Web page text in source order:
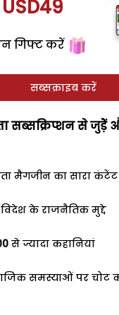
USD49
गिफ्ट करें
सब्सक्राइब करें
सब्सक्रिप्शन से जुड़ेें
मैगजीन का सारा कंटेंट
के राजनैतिक मुद्दे
से ज्यादा कहानियां
समस्याओं पर चोट